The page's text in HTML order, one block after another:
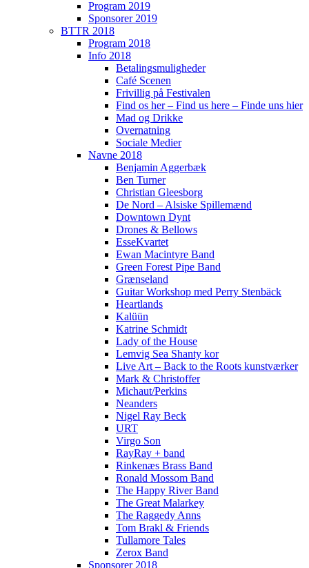
Program 2019
Sponsorer 2019
BTTR 2018
Program 2018
Info 2018
Betalingsmuligheder
Café Scenen
Frivillig på Festivalen
Find os her – Find us here – Finde uns hier
Mad og Drikke
Overnatning
Sociale Medier
Navne 2018
Benjamin Aggerbæk
Ben Turner
Christian Gleesborg
De Nord – Alsiske Spillemænd
Downtown Dynt
Drones & Bellows
EsseKvartet
Ewan Macintyre Band
Green Forest Pipe Band
Grænseland
Guitar Workshop med Perry Stenbäck
Heartlands
Kalüün
Katrine Schmidt
Lady of the House
Lemvig Sea Shanty kor
Live Art – Back to the Roots kunstværker
Mark & Christoffer
Michaut/Perkins
Neanders
Nigel Ray Beck
URT
Virgo Son
RayRay + band
Rinkenæs Brass Band
Ronald Mossom Band
The Happy River Band
The Great Malarkey
The Raggedy Anns
Tom Brakl & Friends
Tullamore Tales
Zerox Band
Sponsorer 2018